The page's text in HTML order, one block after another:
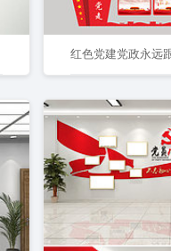
红色党建党政永远